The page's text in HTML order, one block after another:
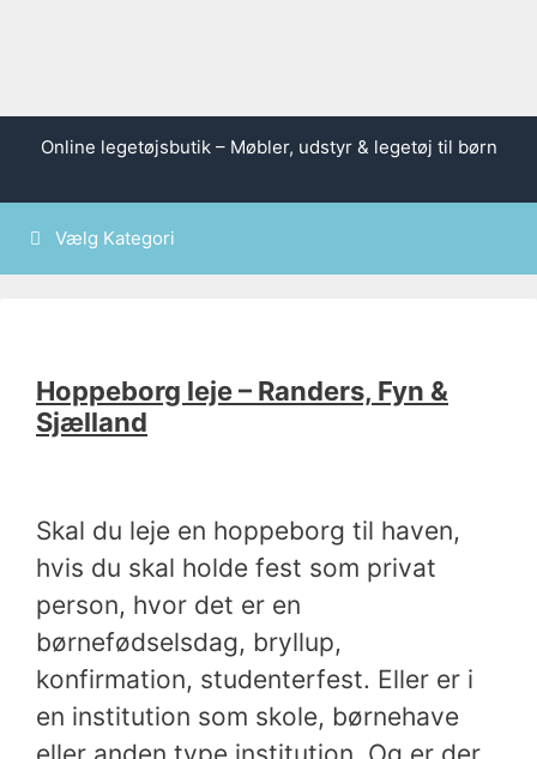
Online legetøjsbutik – Møbler, udstyr & legetøj til børn
Vælg Kategori
Hoppeborg leje – Randers, Fyn &
Sjælland
Skal du leje en hoppeborg til haven,
hvis du skal holde fest som privat
person, hvor det er en
børnefødselsdag, bryllup,
konfirmation, studenterfest. Eller er i
en institution som skole, børnehave